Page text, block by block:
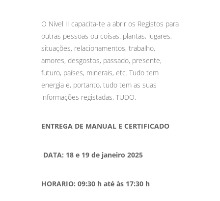
O Nível II capacita-te a abrir os Registos para
outras pessoas ou coisas: plantas, lugares,
situações, relacionamentos, trabalho,
amores, desgostos, passado, presente,
futuro, países, minerais, etc. Tudo tem
energia e, portanto, tudo tem as suas
informações registadas. TUDO.
ENTREGA DE MANUAL E CERTIFICADO
DATA: 18 e 19 de janeiro 2025
HORARIO: 09:30 h até às 17:30 h